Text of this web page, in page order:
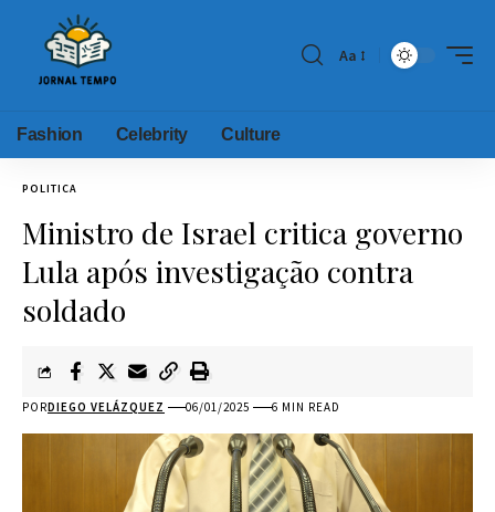
Aa
Fashion Celebrity Culture
POLITICA
Ministro de Israel critica governo
Lula após investigação contra
soldado
PORDIEGO VELÁZQUEZ 06/01/2025 6 MIN READ